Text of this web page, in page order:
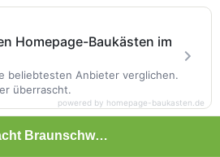
Eintracht Braunschweig-Fanpage
Homepage-Baukästen im
beliebtesten Anbieter verglichen.
überrascht.
powered by homepage-baukasten.de